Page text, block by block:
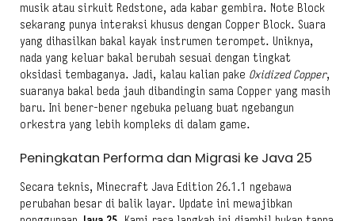
musik atau sirkuit Redstone, ada kabar gembira. Note Block
sekarang punya interaksi khusus dengan Copper Block. Suara
yang dihasilkan bakal kayak instrumen terompet. Uniknya,
nada yang keluar bakal berubah sesuai dengan tingkat
oksidasi tembaganya. Jadi, kalau kalian pake Oxidized Copper,
suaranya bakal beda jauh dibandingin sama Copper yang masih
baru. Ini bener-bener ngebuka peluang buat ngebangun
orkestra yang lebih kompleks di dalam game.
Peningkatan Performa dan Migrasi ke Java 25
Secara teknis, Minecraft Java Edition 26.1.1 ngebawa
perubahan besar di balik layar. Update ini mewajibkan